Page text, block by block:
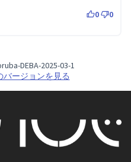
0 0
DEBA-2025-03-1
のバージョンを見る